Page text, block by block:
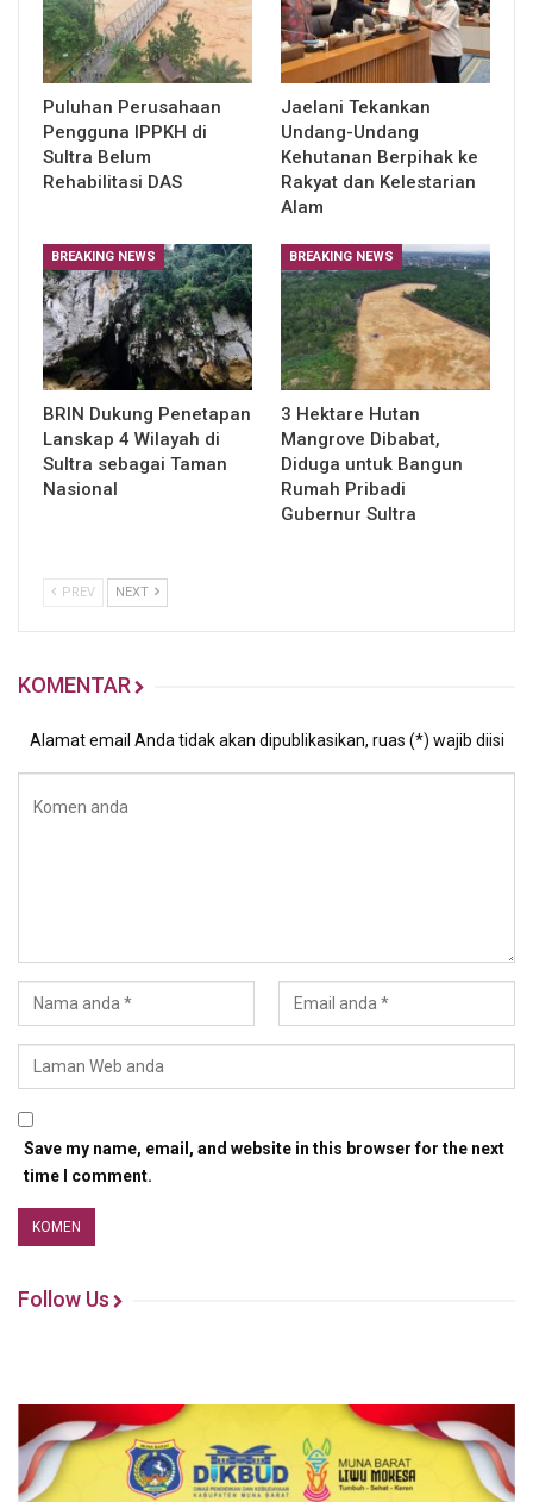
Puluhan Perusahaan
Pengguna IPPKH di
Sultra Belum
Rehabilitasi DAS
Jaelani Tekankan
Undang-Undang
Kehutanan Berpihak ke
Rakyat dan Kelestarian
Alam
BREAKING NEWS
BRIN Dukung Penetapan
Lanskap 4 Wilayah di
Sultra sebagai Taman
Nasional
BREAKING NEWS
3 Hektare Hutan
Mangrove Dibabat,
Diduga untuk Bangun
Rumah Pribadi
Gubernur Sultra
PREV NEXT
KOMENTAR
Alamat email Anda tidak akan dipublikasikan, ruas (*) wajib diisi
Save my name, email, and website in this browser for the next
time I comment.
Follow Us